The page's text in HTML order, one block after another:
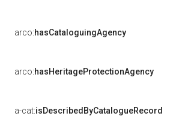
arco:hasCataloguingAgency
arco:hasHeritageProtectionAgency
a-cat:isDescribedByCatalogueRecord